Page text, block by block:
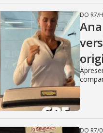
DO R7/
DO R7/